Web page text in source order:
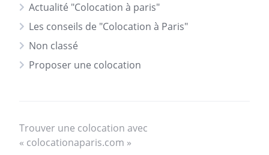
Actualité "Colocation à paris"
Les conseils de "Colocation à Paris"
Non classé
Proposer une colocation
Trouver une colocation avec
« colocationaparis.com »